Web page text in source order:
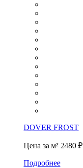
DOVER FROST
Цена за м² 2480 ₽
Подробнее